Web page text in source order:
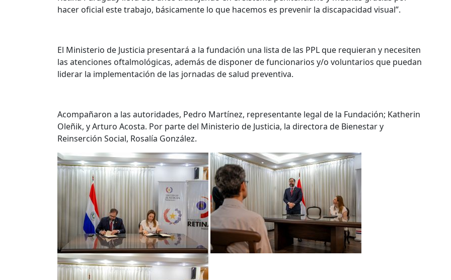
hacer oficial este trabajo, básicamente lo que hacemos es prevenir la discapacidad visual”.
El Ministerio de Justicia presentará a la fundación una lista de las PPL que requieran y necesiten
las atenciones oftalmológicas, además de disponer de funcionarios y/o voluntarios que puedan
liderar la implementación de las jornadas de salud preventiva.
Acompañaron a las autoridades, Pedro Martínez, representante legal de la Fundación; Katherin
Oleñik, y Arturo Acosta. Por parte del Ministerio de Justicia, la directora de Bienestar y
Reinserción Social, Rosalía González.